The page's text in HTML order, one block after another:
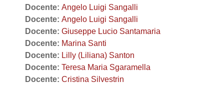
Docente: Angelo Luigi Sangalli
Docente: Angelo Luigi Sangalli
Docente: Giuseppe Lucio Santamaria
Docente: Marina Santi
Docente: Lilly (Liliana) Santon
Docente: Teresa Maria Sgaramella
Docente: Cristina Silvestrin